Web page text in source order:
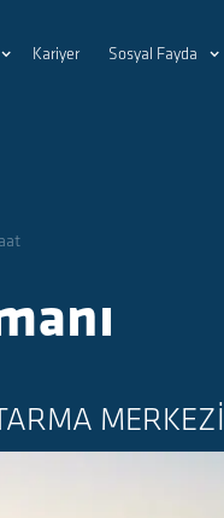
Kariyer Sosyal Fayda
MERKEZİ